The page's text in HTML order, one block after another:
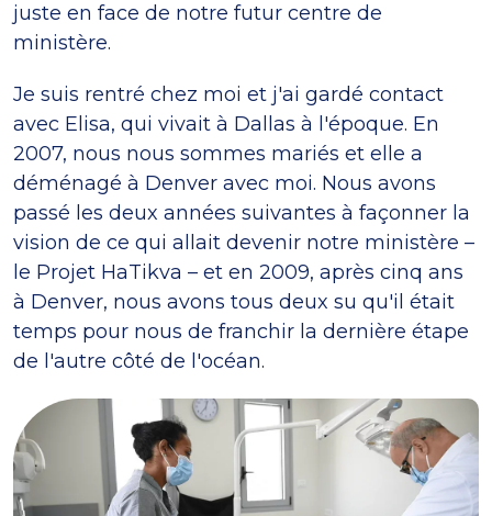
juste en face de notre futur centre de
ministère.
Je suis rentré chez moi et j'ai gardé contact
avec Elisa, qui vivait à Dallas à l'époque. En
2007, nous nous sommes mariés et elle a
déménagé à Denver avec moi. Nous avons
passé les deux années suivantes à façonner la
vision de ce qui allait devenir notre ministère –
le Projet HaTikva – et en 2009, après cinq ans
à Denver, nous avons tous deux su qu'il était
temps pour nous de franchir la dernière étape
de l'autre côté de l'océan.